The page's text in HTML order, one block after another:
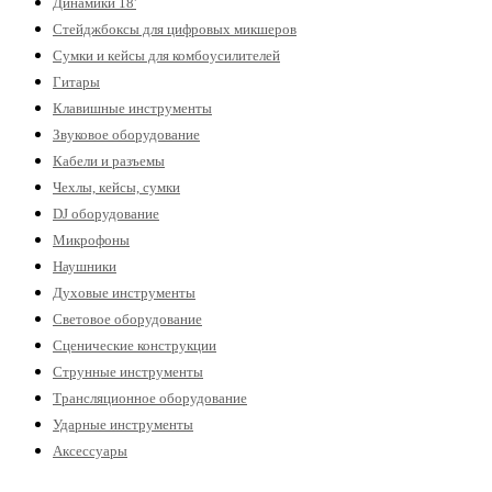
Стейджбоксы для цифровых микшеров
Сумки и кейсы для комбоусилителей
Гитары
Клавишные инструменты
Звуковое оборудование
Кабели и разъемы
Чехлы, кейсы, сумки
DJ оборудование
Микрофоны
Наушники
Духовые инструменты
Световое оборудование
Сценические конструкции
Струнные инструменты
Трансляционное оборудование
Ударные инструменты
Аксессуары